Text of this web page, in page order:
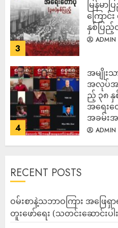
3
မြန်မ
ကြောင်
နှစ်ပြည့်
ADMIN
4
အမျိုး
အလုပ်အ
ည့် ၃၈ နှ
အရေး
အခမ်းအ
ADMIN
RECENT POSTS
ဝမ်းစာနဲ့သဘာဝကြား အဖြေရှ
တူးဖော်ရေး (သတင်းဆောင်းပါ